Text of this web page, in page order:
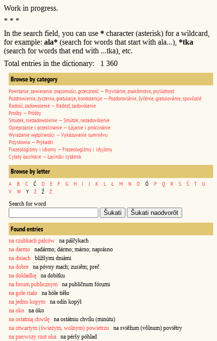
Work in progress.
* * *
In the search field, you can use * character (asterisk) for a wildcard,
for example: ala* (search for words that start with ala...), *tka
(search for words that end with ...tka), etc.
Total entries in the dictionary: 1 360
Browse by category
Powitanie, zawieranie znajomości, grzeczność — Pryvitánie, znakômstvo, prylúdnosť
Pozdrowienia, życzenia, gratulacje, kondolencje — Pozdorovlánie, žyčénie, gratulovánie, spuvčutié
Radość, zadowolenie — Radosť, zadovólenie
Prośby — Prôśby
Smutek, niezadowolenie — Smútok, nezadovólenie
Opieprzanie i przeklinanie — Łájanie i proklinánie
Wyrażanie wątpliwości — Vykázuvanie sumniêvu
Przysłowia — Prýkazki
Frazeologizmy i idiomy — Frazeologízmy i idyjómy
Cytaty łacińskie — Łacínśki cytátnik
Browse by letter
A B C Ć D E F G H I J K L Ł M N O Ó P Q R S Ś T
U
V
W Y Z Ź Ż
Search for word
Found entries
na czubkach palców na pálčykach
na darmo nadármo; dármo; márno; naprásno
na dniach blížšymi dniámi
na dobre na póvny mach; zusiêm; preč
na dokładkę na dobítku
na forum publicznym na publíčnum fórumi
na gołe ciało na hółe tiêło
na jedno kopyto na odín kopýł
na oko na óko
na ostatnią chwilę na ostátniu chvílu (minútu)
na otwartym (świeżym, wolnym) powietrzu na sviêžum (vôlnum) poviêtry
na pierwszy rzut oka na péršy póhlad